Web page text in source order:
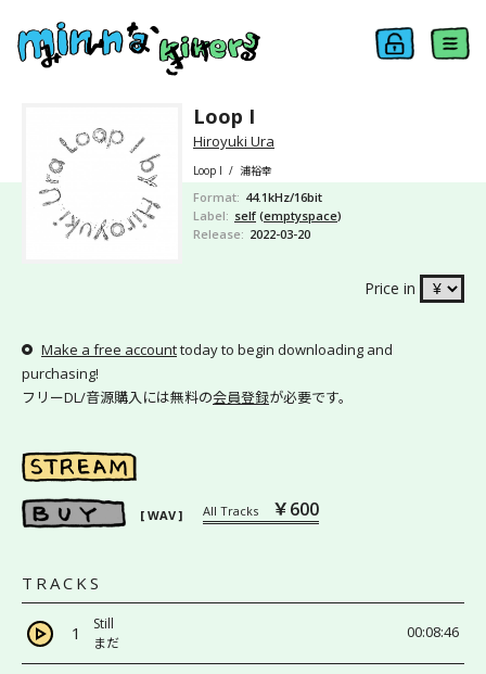
Loop I
Hiroyuki Ura
Loop I / 浦裕幸
Format 44.1kHz/16bit
Label
self (emptyspace)
Release 2022-03-20
Price in
Make a free accounttoday to begin downloading and
purchasing!
フリーDL/音源購入には無料の会員登録が必要です。
[ WAV ] All Tracks ￥600
TRACKS
1
Still
まだ
00:08:46